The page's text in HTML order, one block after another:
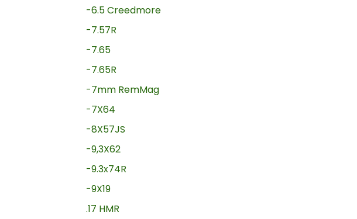
-6.5 Creedmore
-7.57R
-7.65
-7.65R
-7mm RemMag
-7X64
-8X57JS
-9,3X62
-9.3x74R
-9X19
.17 HMR